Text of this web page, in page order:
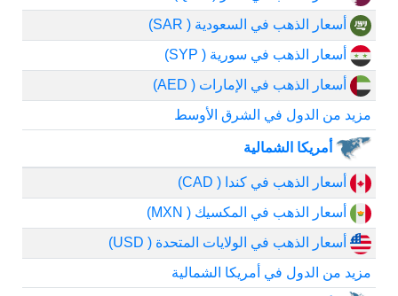
أسعار الذهب في السعودية ( SAR)
أسعار الذهب في سورية ( SYP)
أسعار الذهب في الإمارات ( AED)
مزيد من الدول في الشرق الأوسط
أمريكا الشمالية
أسعار الذهب في كندا ( CAD)
أسعار الذهب في المكسيك ( MXN)
أسعار الذهب في الولايات المتحدة ( USD)
مزيد من الدول في أمريكا الشمالية